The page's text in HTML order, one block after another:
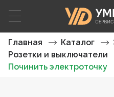
Главная Каталог
Розетки и выключатели
Починить электроточку